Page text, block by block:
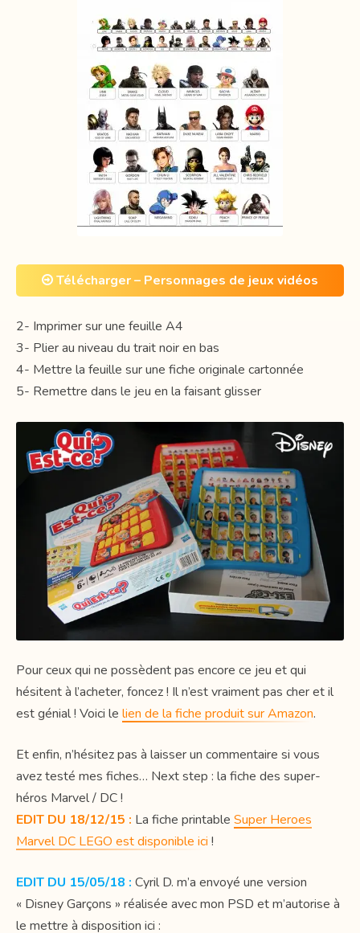
Télécharger – Personnages de jeux vidéos
2- Imprimer sur une feuille A4
3- Plier au niveau du trait noir en bas
4- Mettre la feuille sur une fiche originale cartonnée
5- Remettre dans le jeu en la faisant glisser
Pour ceux qui ne possèdent pas encore ce jeu et qui
hésitent à l’acheter, foncez ! Il n’est vraiment pas cher et il
est génial ! Voici le lien de la fiche produit sur Amazon.
Et enfin, n’hésitez pas à laisser un commentaire si vous
avez testé mes fiches… Next step : la fiche des super-
héros Marvel / DC !
EDIT DU 18/12/15 : La fiche printable Super Heroes
Marvel DC LEGO est disponible ici !
EDIT DU 15/05/18 : Cyril D. m’a envoyé une version
« Disney Garçons » réalisée avec mon PSD et m’autorise à
le mettre à disposition ici :